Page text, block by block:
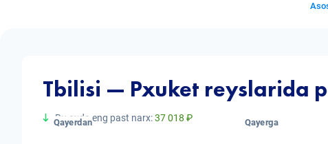
Tbilisi — Pxuket reyslarida
Bu oyda eng past narx:37 018 ₽
Qayerdan Qayerga